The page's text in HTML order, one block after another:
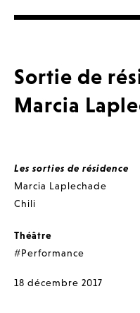
Sortie de
Marcia
Les sorties de résidence
Marcia Laplechade
Chili
Théâtre
#Performance
18 décembre 2017